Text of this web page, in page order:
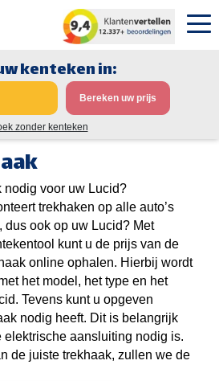
kenteken in:
Bereken uw prijs
zonder kenteken
nodig voor uw Lucid?
trekhaken op alle auto’s
dus ook op uw Lucid? Met
kunt u de prijs van de
online ophalen. Hierbij wordt
het model, het type en het
Tevens kunt u opgeven
nodig heeft. Dit is belangrijk
elektrische aansluiting nodig is.
de juiste trekhaak, zullen we de